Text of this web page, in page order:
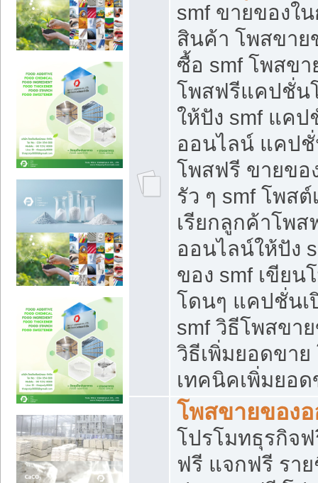
smf ขายของใ
สินค้า โพสขาย
ซื้อ smf โพสข
โพสฟรีแคปชั่น
ให้ปัง smf แค
ออนไลน์ แคป
โพสฟรี ขายขอ
รัว ๆ smf โพส
เรียกลูกค้าโพส
ออนไลน์ให้ปัง
ของ smf เขียน
โดนๆ แคปชั่นเ
smf วิธีโพสขา
วิธีเพิ่มยอดขาย
เทคนิคเพิ่มยอด
โพสขายของ
โปรโมทธุรกิจ
ฟรี แจกฟรี ราย